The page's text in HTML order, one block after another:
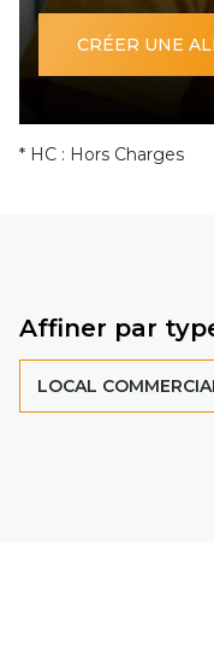
CRÉER UNE
* HC : Hors Charges
Affiner par
LOCAL